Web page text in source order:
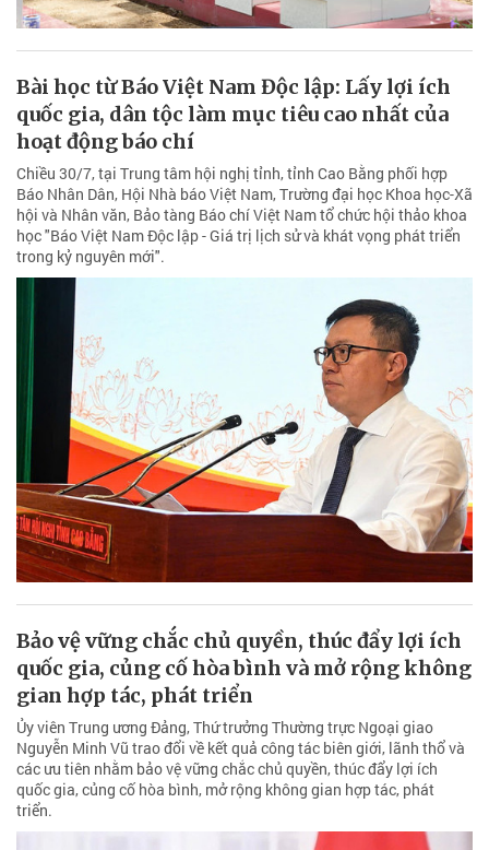
Bài học từ Báo Việt Nam Độc lập: Lấy lợi ích
quốc gia, dân tộc làm mục tiêu cao nhất của
hoạt động báo chí
Chiều 30/7, tại Trung tâm hội nghị tỉnh, tỉnh Cao Bằng phối hợp
Báo Nhân Dân, Hội Nhà báo Việt Nam, Trường đại học Khoa học-Xã
hội và Nhân văn, Bảo tàng Báo chí Việt Nam tổ chức hội thảo khoa
học "Báo Việt Nam Độc lập - Giá trị lịch sử và khát vọng phát triển
trong kỷ nguyên mới".
Bảo vệ vững chắc chủ quyền, thúc đẩy lợi ích
quốc gia, củng cố hòa bình và mở rộng không
gian hợp tác, phát triển
Ủy viên Trung ương Đảng, Thứ trưởng Thường trực Ngoại giao
Nguyễn Minh Vũ trao đổi về kết quả công tác biên giới, lãnh thổ và
các ưu tiên nhằm bảo vệ vững chắc chủ quyền, thúc đẩy lợi ích
quốc gia, củng cố hòa bình, mở rộng không gian hợp tác, phát
triển.